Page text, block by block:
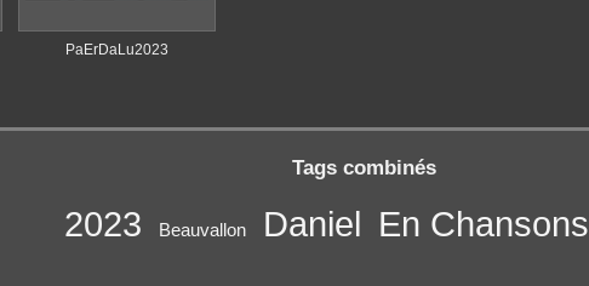
PaErDaLu2023
Tags combinés
2023 Beauvallon Daniel En Chansons